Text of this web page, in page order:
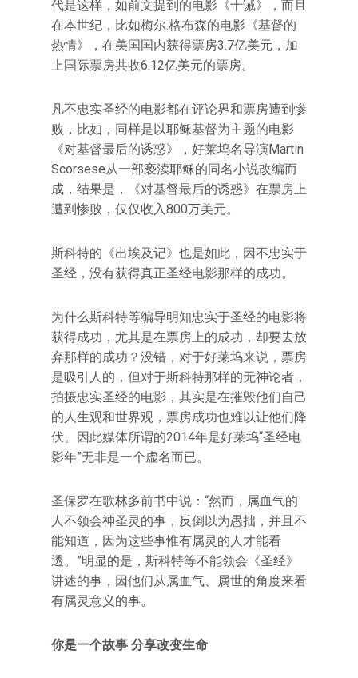
代是这样，如前文提到的电影《十诫》，而且
在本世纪，比如梅尔.格布森的电影《基督的
热情》，在美国国内获得票房3.7亿美元，加
上国际票房共收6.12亿美元的票房。
凡不忠实圣经的电影都在评论界和票房遭到惨
败，比如，同样是以耶稣基督为主题的电影
《对基督最后的诱惑》，好莱坞名导演Martin
Scorsese从一部亵渎耶稣的同名小说改编而
成，结果是，《对基督最后的诱惑》在票房上
遭到惨败，仅仅收入800万美元。
斯科特的《出埃及记》也是如此，因不忠实于
圣经，没有获得真正圣经电影那样的成功。
为什么斯科特等编导明知忠实于圣经的电影将
获得成功，尤其是在票房上的成功，却要去放
弃那样的成功？没错，对于好莱坞来说，票房
是吸引人的，但对于斯科特那样的无神论者，
拍摄忠实圣经的电影，其实是在摧毁他们自己
的人生观和世界观，票房成功也难以让他们降
伏。因此媒体所谓的2014年是好莱坞“圣经电
影年”无非是一个虚名而已。
圣保罗在歌林多前书中说：“然而，属血气的
人不领会神圣灵的事，反倒以为愚拙，并且不
能知道，因为这些事惟有属灵的人才能看
透。”明显的是，斯科特等不能领会《圣经》
讲述的事，因他们从属血气、属世的角度来看
有属灵意义的事。
你是一个故事 分享改变生命